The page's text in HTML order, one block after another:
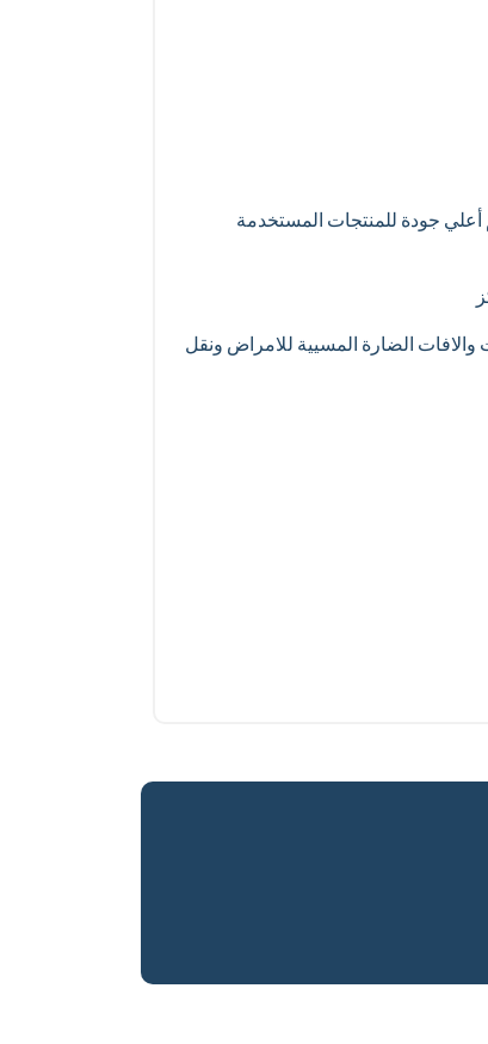
أعلي جودة للمنتجات المستخدمة
الضارة المسيية للامراض ونقل